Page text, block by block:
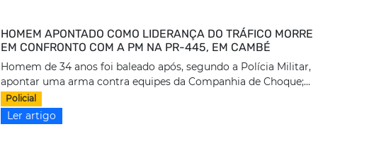
HOMEM APONTADO COMO LIDERANÇA DO TRÁFICO MORRE
EM CONFRONTO COM A PM NA PR-445, EM CAMBÉ
Homem de 34 anos foi baleado após, segundo a Polícia Militar,
apontar uma arma contra equipes da Companhia de Choque;...
Policial
Ler artigo